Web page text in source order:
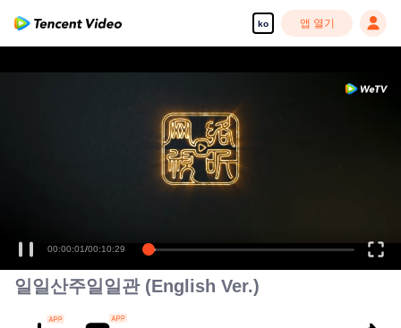
ko 앱 열기
00:00:01/00:10:29
일일산주일일관 (English Ver.)